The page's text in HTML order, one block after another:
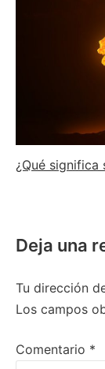
¿Qué significa
Deja una
Tu dirección
Los campos
Comentario *